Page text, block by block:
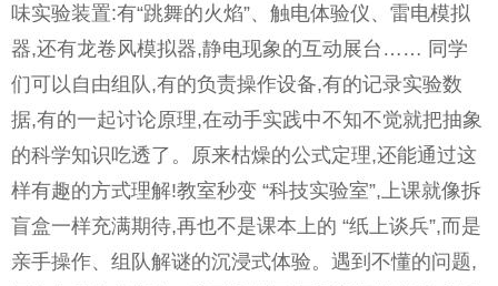
味实验装置:有“跳舞的火焰”、触电体验仪、雷电模拟
器,还有龙卷风模拟器,静电现象的互动展台…… 同学
们可以自由组队,有的负责操作设备,有的记录实验数
据,有的一起讨论原理,在动手实践中不知不觉就把抽象
的科学知识吃透了。原来枯燥的公式定理,还能通过这
样有趣的方式理解!教室秒变 “科技实验室”,上课就像拆
盲盒一样充满期待,再也不是课本上的 “纸上谈兵”,而是
亲手操作、组队解谜的沉浸式体验。遇到不懂的问题,